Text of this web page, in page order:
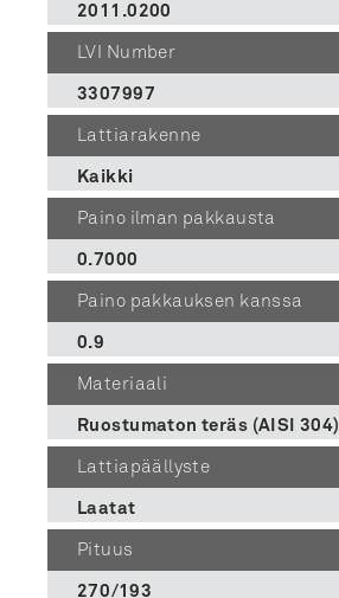
2011.0200
LVI Number
3307997
Lattiarakenne
Kaikki
Paino ilman pakkausta
0.7000
Paino pakkauksen kanssa
0.9
Materiaali
Ruostumaton teräs (AISI 304)
Lattiapäällyste
Laatat
Pituus
270/193